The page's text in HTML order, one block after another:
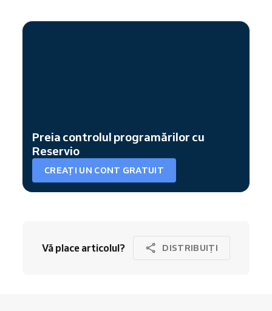
Preia controlul programărilor cu
Reservio
CREAȚI UN CONT GRATUIT
Vă place articolul? DISTRIBUIȚI